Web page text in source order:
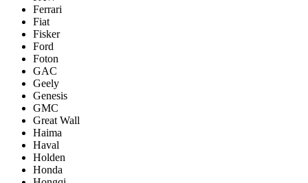
Ferrari
Fiat
Fisker
Ford
Foton
GAC
Geely
Genesis
GMC
Great Wall
Haima
Haval
Holden
Honda